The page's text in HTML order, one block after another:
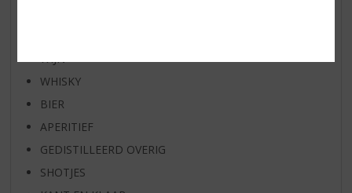
WIJN
WHISKY
BIER
APERITIEF
GEDISTILLEERD OVERIG
SHOTJES